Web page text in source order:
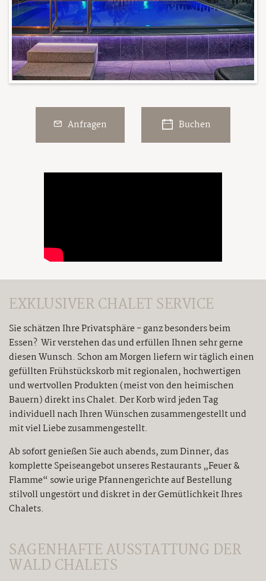
Anfragen Buchen
EXKLUSIVER CHALET SERVICE
Sie schätzen Ihre Privatsphäre - ganz besonders beim
Essen? Wir verstehen das und erfüllen Ihnen sehr gerne
diesen Wunsch. Schon am Morgen liefern wir täglich einen
gefüllten Frühstückskorb mit regionalen, hochwertigen
und wertvollen Produkten (meist von den heimischen
Bauern) direkt ins Chalet. Der Korb wird jeden Tag
individuell nach Ihren Wünschen zusammengestellt und
mit viel Liebe zusammengestellt.
Ab sofort genießen Sie auch abends, zum Dinner, das
komplette Speiseangebot unseres Restaurants „Feuer &
Flamme“ sowie urige Pfannengerichte auf Bestellung
stilvoll ungestört und diskret in der Gemütlichkeit Ihres
Chalets.
SAGENHAFTE AUSSTATTUNG DER
WALD CHALETS